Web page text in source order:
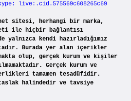
live:.cid.575569c608265c69
sitesi, herhangi bir marka,
ile hiçbir bağlantısı
yalnızca kendi hazırladığımız
Burada yer alan içerikler
olup, gerçek kurum ve kişiler
Gerçek kurum ve
tamamen tesadüfidir.
halindedir ve tavsiye